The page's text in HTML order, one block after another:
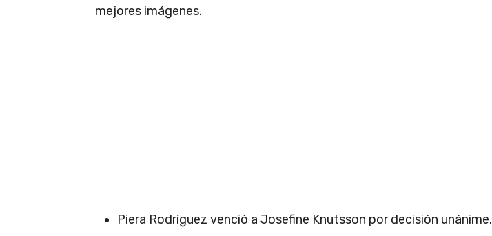
mejores imágenes.
Piera Rodríguez venció a Josefine Knutsson por decisión unánime.